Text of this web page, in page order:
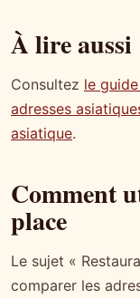
À lire aussi
Consultez le
adresses
asiatique.
Comment
place
Le sujet «
comparer les